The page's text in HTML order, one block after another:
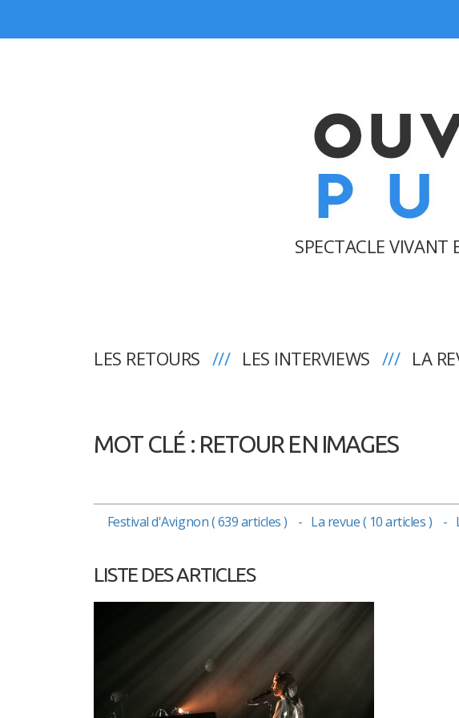
SPECTACLE VIVANT
LES RETOURS LES INTERVIEWS LA
MOT CLÉ : RETOUR EN IMAGES
Festival d'Avignon ( 639 articles ) La revue ( 10 articles )
LISTE DES ARTICLES